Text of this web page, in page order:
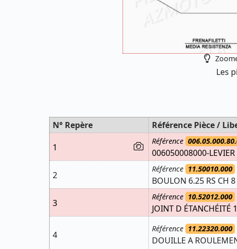
Les
N° Repère Référence Pièce /
1
Référence
006050008000-LEVIER
2
Référence 11.50010.000
BOULON 6.25 RS CH 8
3
Référence 10.52012.000
JOINT D ÉTANCHÉITÉ
4
Référence 11.22320.000
DOUILLE A